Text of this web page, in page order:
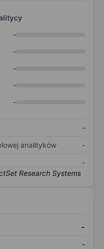
-
-
-
-
-
-
analityków
-
-
-
-